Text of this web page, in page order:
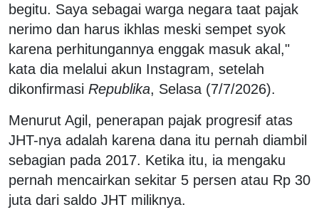
begitu. Saya sebagai warga negara taat pajak
nerimo dan harus ikhlas meski sempet syok
karena perhitungannya enggak masuk akal,"
kata dia melalui akun Instagram, setelah
dikonfirmasi Republika, Selasa (7/7/2026).
Menurut Agil, penerapan pajak progresif atas
JHT-nya adalah karena dana itu pernah diambil
sebagian pada 2017. Ketika itu, ia mengaku
pernah mencairkan sekitar 5 persen atau Rp 30
juta dari saldo JHT miliknya.